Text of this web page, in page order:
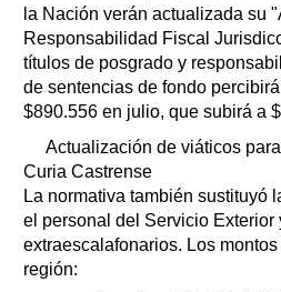
la Nación verán actualizada su
Responsabilidad Fiscal
títulos de posgrado y
de sentencias de fondo
$890.556 en julio, que subirá a
Actualización de viáticos
Curia Castrense
La normativa también sustituyó
el personal del Servicio Exterior
extraescalafonarios. Los
región: